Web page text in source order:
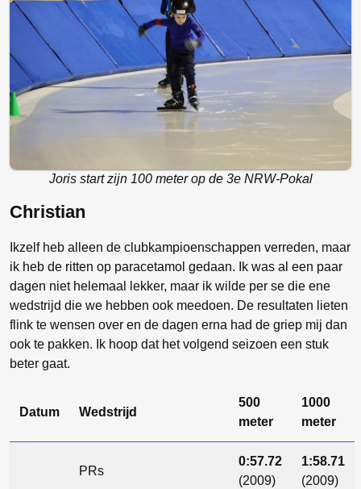
Joris start zijn 100 meter op de 3e NRW-Pokal
Christian
Ikzelf heb alleen de clubkampioenschappen verreden, maar
ik heb de ritten op paracetamol gedaan. Ik was al een paar
dagen niet helemaal lekker, maar ik wilde per se die ene
wedstrijd die we hebben ook meedoen. De resultaten lieten
flink te wensen over en de dagen erna had de griep mij dan
ook te pakken. Ik hoop dat het volgend seizoen een stuk
beter gaat.
Datum Wedstrijd
500
meter
1000
meter
PRs
0:57.72
(2009)
1:58.71
(2009)